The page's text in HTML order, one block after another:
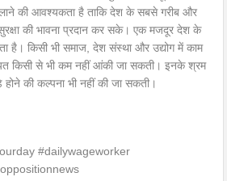
लाने की आवश्यकता है ताकि देश के सबसे गरीब और
की भावना प्रदान कर सके। एक मजदूर देश के
है। किसी भी समाज, देश संस्था और उद्योग में काम
किसी से भी कम नहीं आंकी जा सकती। इनके श्रम
की कल्पना भी नहीं की जा सकती।
#dailywageworker